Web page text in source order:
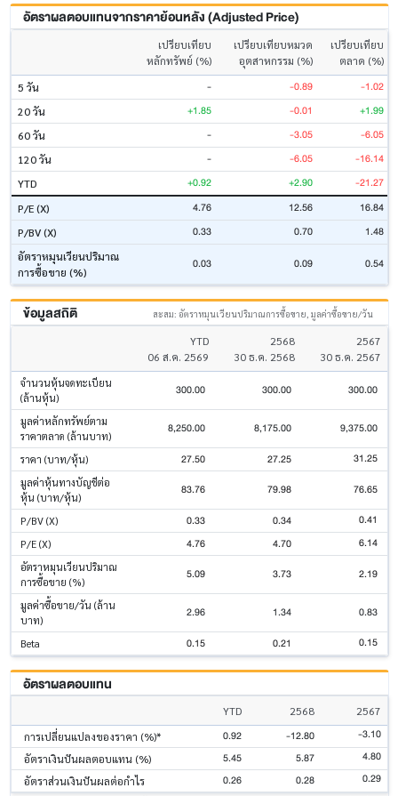
อัตราผลตอบแทนจากราคาย้อนหลัง (Adjusted Price)
เปรียบเทียบ
หลักทรัพย์ (%)
เปรียบเทียบหมวด
อุตสาหกรรม (%)
เปรียบเทียบ
ตลาด (%)
5 วัน
- -0.89 -1.02
20 วัน +1.85 -0.01 +1.99
60 วัน - -3.05 -6.05
120 วัน - -6.05 -16.14
YTD +0.92 +2.90 -21.27
P/E (X) 4.76 12.56 16.84
P/BV (X) 0.33 0.70 1.48
อัตราหมุนเวียนปริมาณ
การซื้อขาย (%)
0.03 0.09 0.54
ข้อมูลสถิติ สะสม: อัตราหมุนเวียนปริมาณการซื้อขาย, มูลค่าซื้อขาย/วัน
YTD
06 ส.ค. 2569
2568
30 ธ.ค. 2568
2567
30 ธ.ค. 2567
จำนวนหุ้นจดทะเบียน
(ล้านหุ้น)
300.00 300.00 300.00
มูลค่าหลักทรัพย์ตาม
ราคาตลาด (ล้านบาท)
8,250.00 8,175.00 9,375.00
ราคา (บาท/หุ้น) 27.50 27.25 31.25
มูลค่าหุ้นทางบัญชีต่อ
หุ้น (บาท/หุ้น)
83.76 79.98 76.65
P/BV (X) 0.33 0.34 0.41
P/E (X) 4.76 4.70 6.14
อัตราหมุนเวียนปริมาณ
การซื้อขาย (%)
5.09 3.73 2.19
มูลค่าซื้อขาย/วัน (ล้าน
บาท)
2.96 1.34 0.83
Beta 0.15 0.21 0.15
อัตราผลตอบแทน
YTD 2568
2567
การเปลี่ยนแปลงของราคา (%)*
0.92 -12.80 -3.10
อัตราเงินปันผลตอบแทน (%) 5.45 5.87 4.80
อัตราส่วนเงินปันผลต่อกำไร 0.26 0.28 0.29